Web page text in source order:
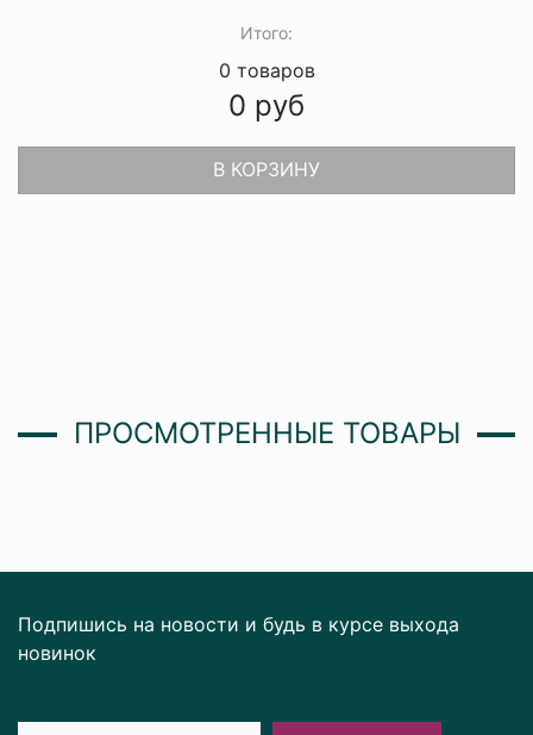
Итого:
0 товаров
0 руб
В КОРЗИНУ
ПРОСМОТРЕННЫЕ ТОВАРЫ
Подпишись на новости и будь в курсе выхода
новинок